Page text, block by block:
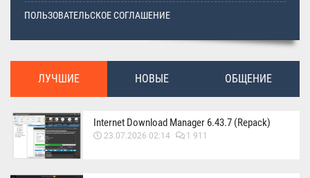
ПОЛЬЗОВАТЕЛЬСКОЕ СОГЛАШЕНИЕ
ЛУЧШИЕ НОВЫЕ ОБЩЕНИЕ
Internet Download Manager 6.43.7 (Repack)
23.07.2026 02:14 1 911